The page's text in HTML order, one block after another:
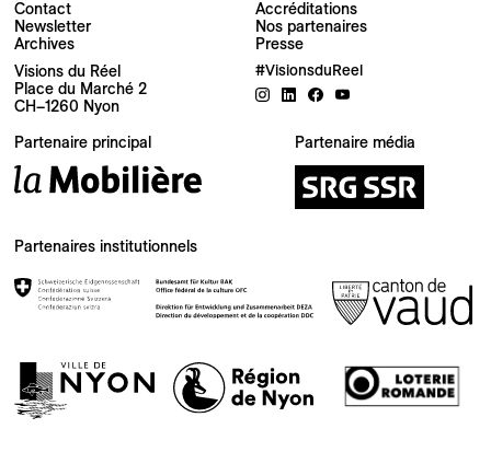
Contact
Newsletter
Archives
Accréditations
Nos partenaires
Presse
Visions du Réel
Place du Marché 2
CH–1260 Nyon
#VisionsduReel
Partenaire principal Partenaire média
Partenaires institutionnels
Newsletter
Votre adresse e-mail
Newsletter — FR
Nouvelles du Festival destinées au Public
Newsletter — EN
Industry Newsletter — EN
News about the Festival & Professional activities
S'inscrire
Ce site est protégé par reCAPTCHA, la Politique de confidentialité
et lesConditions d'utilisationde Google s'appliquent.